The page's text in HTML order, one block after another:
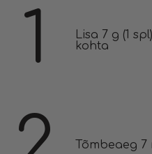
1
Lisa 7 g (1
kohta
Tõmbeaeg